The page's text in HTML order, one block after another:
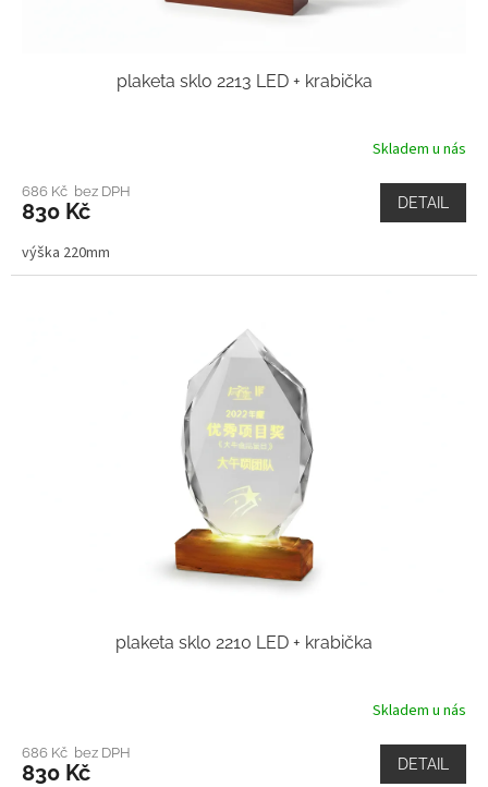
plaketa sklo 2213 LED + krabička
Skladem u nás
686 Kč bez DPH
830 Kč DETAIL
výška 220mm
plaketa sklo 2210 LED + krabička
Skladem u nás
686 Kč bez DPH
830 Kč DETAIL